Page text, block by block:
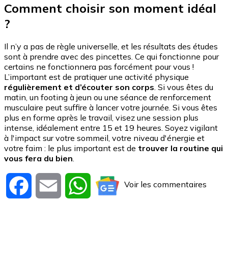
Comment choisir son moment idéal
?
Il n’y a pas de règle universelle, et les résultats des études
sont à prendre avec des pincettes. Ce qui fonctionne pour
certains ne fonctionnera pas forcément pour vous !
L’important est de pratiquer une activité physique
régulièrement et d’écouter son corps. Si vous êtes du
matin, un footing à jeun ou une séance de renforcement
musculaire peut suffire à lancer votre journée. Si vous êtes
plus en forme après le travail, visez une session plus
intense, idéalement entre 15 et 19 heures. Soyez vigilant
à l'impact sur votre sommeil, votre niveau d'énergie et
votre faim : le plus important est de trouver la routine qui
vous fera du bien.
Facebook Email WhatsAppVoir les commentaires